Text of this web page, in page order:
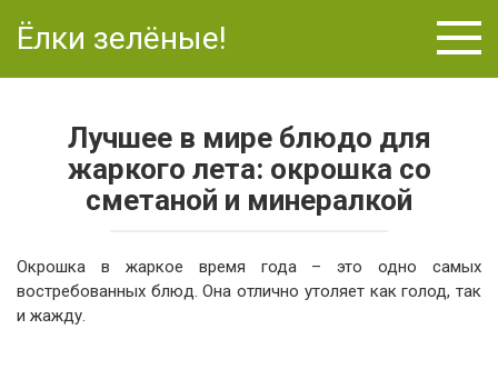
Ёлки зелёные!
Лучшее в мире блюдо для
жаркого лета: окрошка со
сметаной и минералкой
Окрошка в жаркое время года – это одно самых
востребованных блюд. Она отлично утоляет как голод, так
и жажду.